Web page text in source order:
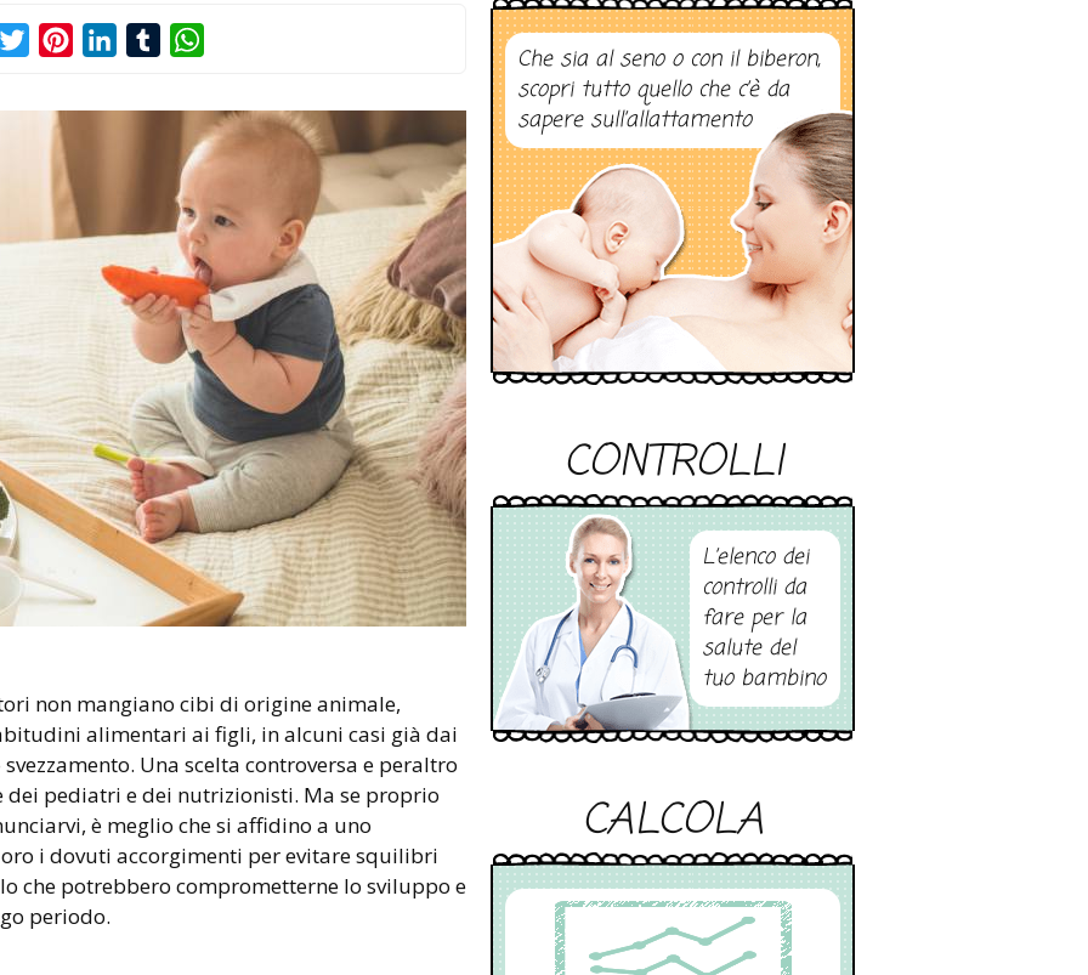
TwitterPinterestLinkedInTumblr
non mangiano cibi di origine animale,
alimentari ai figli, in alcuni casi già dai
Una scelta controversa e peraltro
pediatri e dei nutrizionisti. Ma se proprio
è meglio che si affidino a uno
i dovuti accorgimenti per evitare squilibri
che potrebbero comprometterne lo sviluppo e
periodo.
Che sia al seno o con il biberon,
scopri tutto quello che c’è da
sapere sull’allattamento
CONTROLLI
L’elenco dei
controlli da
fare per la
salute del
tuo bambino
CALCOLA